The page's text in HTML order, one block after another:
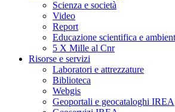
Scienza e società
Video
Report
Educazione scientifica e
5 X Mille al Cnr
Risorse e servizi
Laboratori e attrezzature
Biblioteca
Webgis
Geoportali e geocataloghi IREA